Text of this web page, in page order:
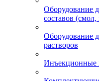
Оборудование
составов (смол,
Оборудование
растворов
Инъекционные